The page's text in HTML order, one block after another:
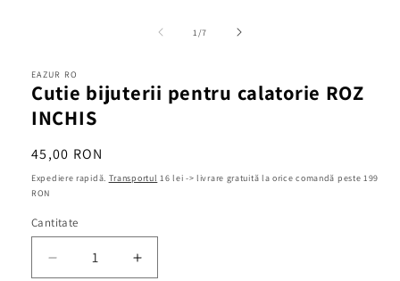
o
fereastră
modală
1 /din
7
EAZUR RO
Cutie bijuterii pentru calatorie ROZ
INCHIS
Preț
obișnuit
45,00 RON
Expediere rapidă. Transportul 16 lei -> livrare gratuită la orice comandă peste 199
RON
Cantitate
Cantitate
Reduceți
Creșteți